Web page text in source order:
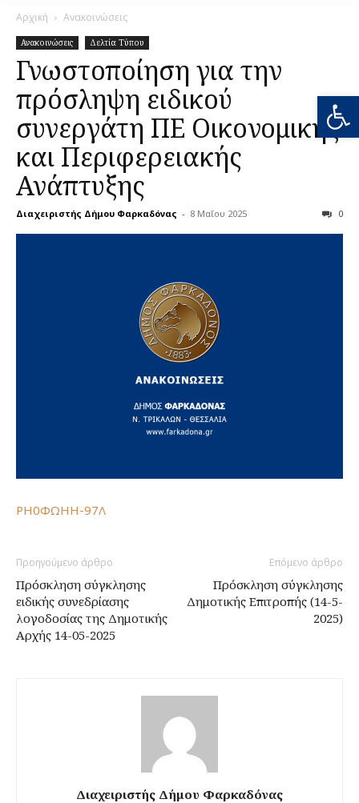
Αρχική Ανακοινώσεις
Ανακοινώσεις Δελτία Τύπου
Γνωστοποίηση για την
πρόσληψη ειδικού
συνεργάτη ΠΕ Οικονομικής
και Περιφερειακής
Ανάπτυξης
Διαχειριστής Δήμου Φαρκαδόνας - 8 Μαΐου 2025 0
ΡΗ0ΦΩΗΗ-97Λ
Προηγούμενο άρθρο
Πρόσκληση σύγκλησης
ειδικής συνεδρίασης
λογοδοσίας της Δημοτικής
Αρχής 14-05-2025
Επόμενο άρθρο
Πρόσκληση σύγκλησης
Δημοτικής Επιτροπής (14-5-
2025)
Διαχειριστής Δήμου Φαρκαδόνας